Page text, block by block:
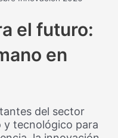
el futuro:
en
del sector
y tecnológico para